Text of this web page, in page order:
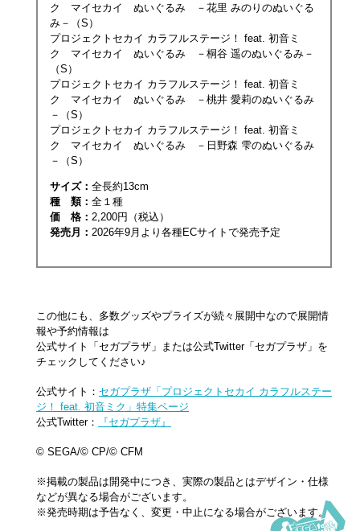
ク マイセカイ ぬいぐるみ －花里 みのりのぬいぐる
み－（S）
プロジェクトセカイ カラフルステージ！ feat. 初音ミ
ク マイセカイ ぬいぐるみ －桐谷 遥のぬいぐるみ－
（S）
プロジェクトセカイ カラフルステージ！ feat. 初音ミ
ク マイセカイ ぬいぐるみ －桃井 愛莉のぬいぐるみ
－（S）
プロジェクトセカイ カラフルステージ！ feat. 初音ミ
ク マイセカイ ぬいぐるみ －日野森 雫のぬいぐるみ
－（S）
サイズ： 全長約13cm
種 類： 全１種
価 格： 2,200円（税込）
発売月： 2026年9月より各種ECサイトで​発売予定
この他にも、多数グッズやプライズが続々展開中なので展開情
報や予約情報は
公式サイト「セガプラザ」または公式Twitter「セガプラザ」を
チェックしてください♪
公式サイト： セガプラザ「プロジェクトセカイ カラフルステー
ジ！ feat. 初音ミク」特集ページ
公式Twitter：
『セガプラザ』
© SEGA/© CP/© CFM
※掲載の製品は開発中につき、実際の製品とはデザイン・仕様
などが異なる場合がございます。
※発売時期は予告なく、変更・中止になる場合がございます。